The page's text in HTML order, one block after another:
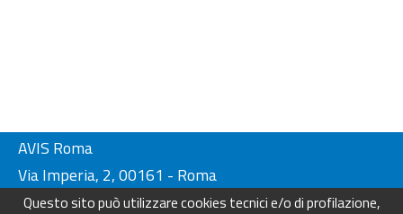
Questo sito può utilizzare cookies tecnici e/o di profilazione,
AVIS Roma
Via Imperia, 2, 00161 - Roma
Tel. 06-44230134/ 4404249